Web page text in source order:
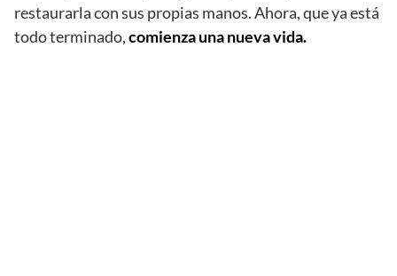
restaurarla con sus propias manos. Ahora, que ya está
todo terminado,comienza una nueva vida.